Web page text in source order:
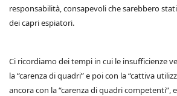
responsabilità, consapevoli che sarebbero
dei capri espiatori.
Ci ricordiamo dei tempi in cui le insufficienze
la “carenza di quadri” e poi con la “cattiva
ancora con la “carenza di quadri competenti”,